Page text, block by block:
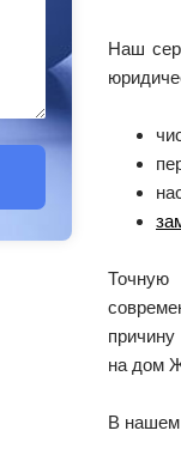
Наш
Точную
на дом
В нашем